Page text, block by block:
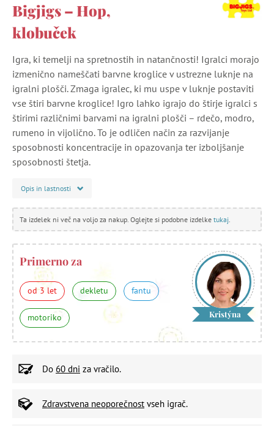
Bigjigs – Hop,
klobuček
Igra, ki temelji na spretnostih in natančnosti! Igralci morajo
izmenično nameščati barvne kroglice v ustrezne luknje na
igralni plošči. Zmaga igralec, ki mu uspe v luknje postaviti
vse štiri barvne kroglice! Igro lahko igrajo do štirje igralci s
štirimi različnimi barvami na igralni plošči – rdečo, modro,
rumeno in vijolično. To je odličen način za razvijanje
sposobnosti koncentracije in opazovanja ter izboljšanje
sposobnosti štetja.
Opis in lastnosti
Ta izdelek ni več na voljo za nakup. Oglejte si podobne izdelke tukaj.
Primerno za
od 3 let dekletu fantu
motoriko Kristýna
Do 60 dni za vračilo.
Zdravstvena neoporečnost vseh igrač.